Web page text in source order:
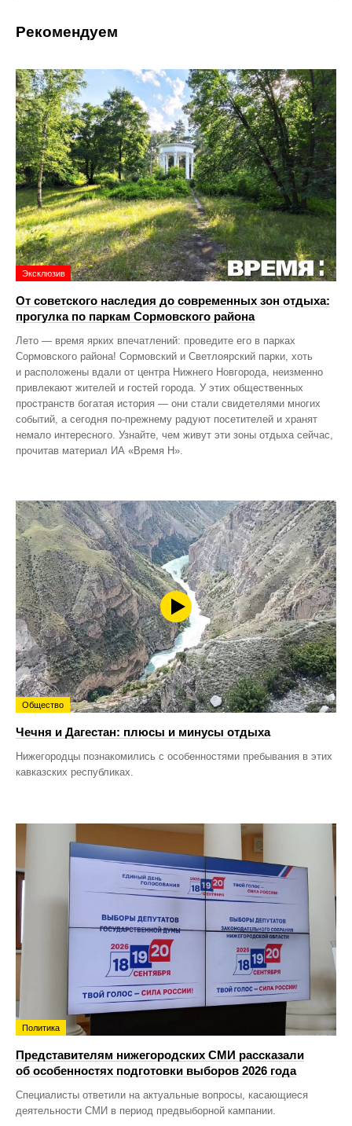
Рекомендуем
Эксклюзив
От советского наследия до современных зон отдыха:
прогулка по паркам Сормовского района
Лето — время ярких впечатлений: проведите его в парках
Сормовского района! Сормовский и Светлоярский парки, хоть
и расположены вдали от центра Нижнего Новгорода, неизменно
привлекают жителей и гостей города. У этих общественных
пространств богатая история — они стали свидетелями многих
событий, а сегодня по‑прежнему радуют посетителей и хранят
немало интересного. Узнайте, чем живут эти зоны отдыха сейчас,
прочитав материал ИА «Время Н».
Общество
Чечня и Дагестан: плюсы и минусы отдыха
Нижегородцы познакомились с особенностями пребывания в этих
кавказских республиках.
Политика
Представителям нижегородских СМИ рассказали
об особенностях подготовки выборов 2026 года
Специалисты ответили на актуальные вопросы, касающиеся
деятельности СМИ в период предвыборной кампании.